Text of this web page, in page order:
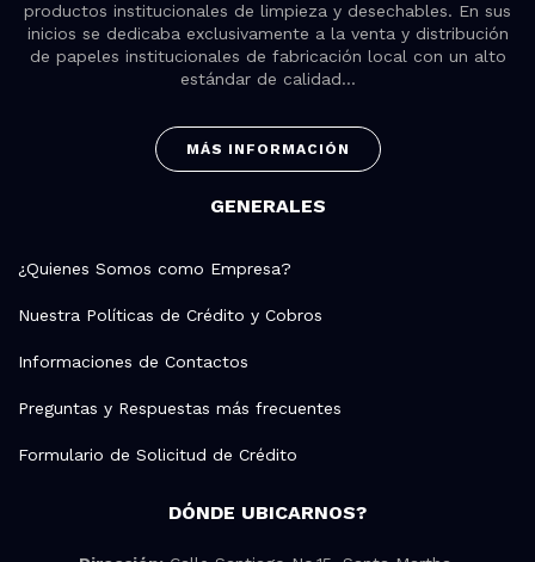
productos institucionales de limpieza y desechables. En sus
inicios se dedicaba exclusivamente a la venta y distribución
de papeles institucionales de fabricación local con un alto
estándar de calidad...
MÁS INFORMACIÓN
GENERALES
¿Quienes Somos como Empresa?
Nuestra Políticas de Crédito y Cobros
Informaciones de Contactos
Preguntas y Respuestas más frecuentes
Formulario de Solicitud de Crédito
DÓNDE UBICARNOS?